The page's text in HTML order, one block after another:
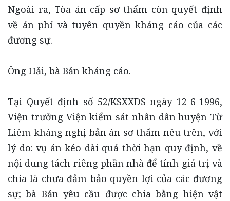
Ngoài ra, Tòa án cấp sơ thẩm còn quyết định
về án phí và tuyên quyền kháng cáo của các
đương sự.
Ông Hải, bà Bản kháng cáo.
Tại Quyết định số 52/KSXXDS ngày 12-6-1996,
Viện trưởng Viện kiểm sát nhân dân huyện Từ
Liêm kháng nghị bản án sơ thẩm nêu trên, với
lý do: vụ án kéo dài quá thời hạn quy định, về
nội dung tách riêng phần nhà để tính giá trị và
chia là chưa đảm bảo quyền lợi của các đương
sự; bà Bản yêu cầu được chia bằng hiện vật